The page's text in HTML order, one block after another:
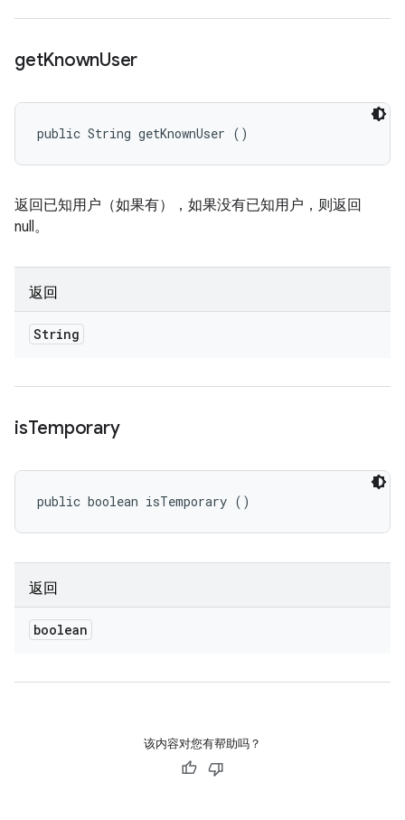
getKnownUser
public String getKnownUser ()
返回已知用户（如果有），如果没有已知用户，则返回
null。
返回
String
isTemporary
public boolean isTemporary ()
返回
boolean
该内容对您有帮助吗？